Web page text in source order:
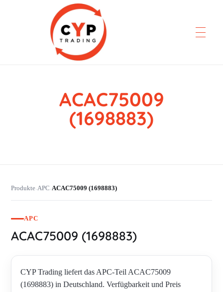
CYP Trading
ACAC75009
(1698883)
Produkte›APC›ACAC75009 (1698883)
APC
ACAC75009 (1698883)
CYP Trading liefert das APC-Teil ACAC75009
(1698883) in Deutschland. Verfügbarkeit und Preis